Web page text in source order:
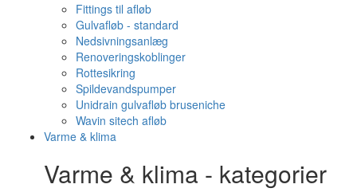
Fittings til afløb
Gulvafløb - standard
Nedsivningsanlæg
Renoveringskoblinger
Rottesikring
Spildevandspumper
Unidrain gulvafløb bruseniche
Wavin sitech afløb
Varme & klima
Varme & klima - kategorier